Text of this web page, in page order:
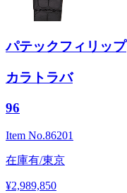
パテックフィリップ
カラトラバ
96
Item No.86201
在庫有/東京
¥2,989,850